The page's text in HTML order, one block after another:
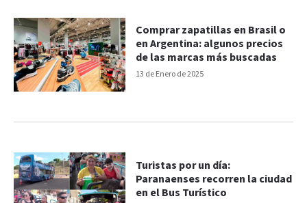
13 de Enero de 2025
Comprar zapatillas en Brasil o
en Argentina: algunos precios
de las marcas más buscadas
Turistas por un día:
Paranaenses recorren la ciudad
en el Bus Turístico